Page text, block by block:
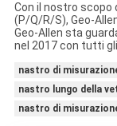
Con il nostro scopo
(P/Q/R/S), Geo-
Geo-Allen sta
nel 2017 con tutti
nastro di
nastro lungo della
nastro di